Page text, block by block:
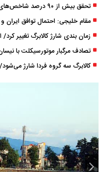
مقام خلیجی: احتمال توافق ایران و آمریکا
کالابرگ سه گروه فردا شارژ